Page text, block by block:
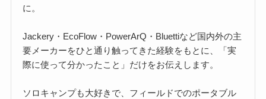
に。
Jackery・EcoFlow・PowerArQ・Bluettiなど国内外の主
要メーカーをひと通り触ってきた経験をもとに、「実
際に使って分かったこと」だけをお伝えします。
ソロキャンプも大好きで、フィールドでのポータブル